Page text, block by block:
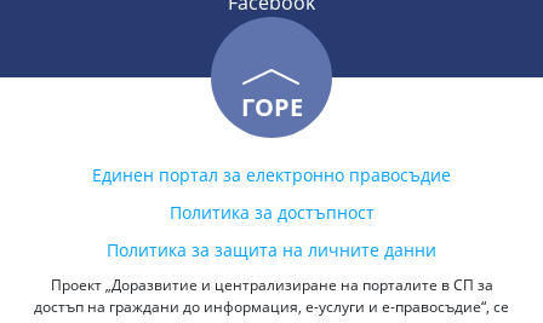
ГОРЕ
Единен портал за електронно правосъдие
Политика за достъпност
Политика за защита на личните данни
Проект „Доразвитие и централизиране на порталите в СП за
достъп на граждани до информация, е-услуги и е-правосъдие“, се